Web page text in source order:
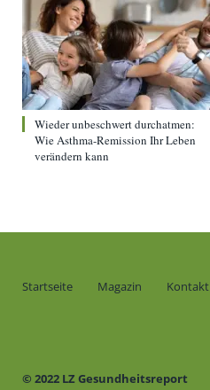
Wieder unbeschwert durchatmen:
Wie Asthma-Remission Ihr Leben
verändern kann
Startseite Magazin Kontakt
© 2022 LZ Gesundheitsreport